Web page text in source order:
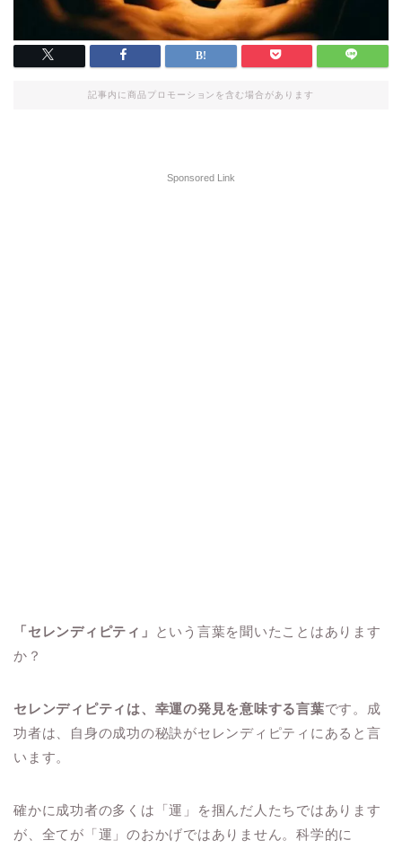
記事内に商品プロモーションを含む場合があります
Sponsored Link
「セレンディピティ」
という言葉を聞いたことはあります
か？
セレンディピティは、幸運の発見を意味する言葉です。成
功者は、自身の成功の秘訣がセレンディピティにあると言
います。
確かに成功者の多くは「運」を掴んだ人たちではあります
が、全てが「運」のおかげではありません。科学的に